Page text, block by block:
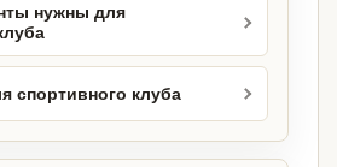
нужны для
спортивного клуба